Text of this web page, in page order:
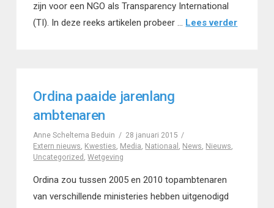
zijn voor een NGO als Transparency International
(TI). In deze reeks artikelen probeer … Lees verder
Ordina paaide jarenlang
ambtenaren
Anne Scheltema Beduin
28 januari 2015
Extern nieuws, Kwesties, Media, Nationaal , News, Nieuws,
Uncategorized ,Wetgeving
Ordina zou tussen 2005 en 2010 topambtenaren
van verschillende ministeries hebben uitgenodigd